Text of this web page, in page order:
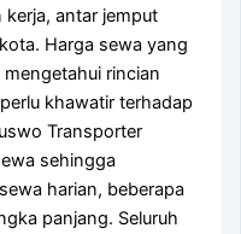
kerja, antar jemput
Harga sewa yang
rincian
khawatir terhadap
Transporter
sehingga
harian, beberapa
panjang. Seluruh